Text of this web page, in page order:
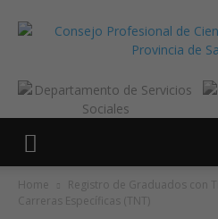
Home
Registro de Graduados con
Carreras Específicas (TNT)